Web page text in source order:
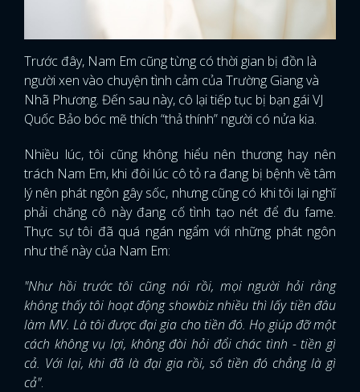
Trước đây, Nam Em cũng từng có thời gian bị đồn là
người xen vào chuyện tình cảm của Trường Giang và
Nhã Phương. Đến sau này, cô lại tiếp tục bị bạn gái VJ
Quốc Bảo bóc mẽ thích “thả thính” người có nửa kia.
Nhiều lúc, tôi cũng không hiểu nên thương hay nên
trách Nam Em, khi đôi lúc cô tỏ ra đang bị bệnh về tâm
lý nên phát ngôn gây sốc, nhưng cũng có khi tôi lại nghĩ
phải chăng cô này đang cố tình tạo nét để đu fame.
Thực sự tôi đã quá ngán ngẩm với những phát ngôn
như thế này của Nam Em:
"Như hồi trước tôi cũng nói rồi, mọi người hỏi rằng
không thấy tôi hoạt động showbiz nhiều thì lấy tiền đâu
làm MV. Là tôi được đại gia cho tiền đó. Họ giúp đỡ một
cách không vụ lợi, không đòi hỏi đổi chác tình - tiền gì
cả. Với lại, khi đã là đại gia rồi, số tiền đó chẳng là gì
cả".